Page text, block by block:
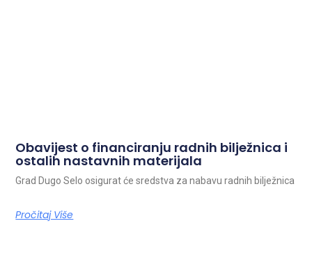
Obavijest o financiranju radnih bilježnica i
ostalih nastavnih materijala
Grad Dugo Selo osigurat će sredstva za nabavu radnih bilježnica
Pročitaj Više